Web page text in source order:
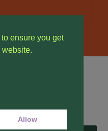
All rights reserved
ensure you get
website.
Allow